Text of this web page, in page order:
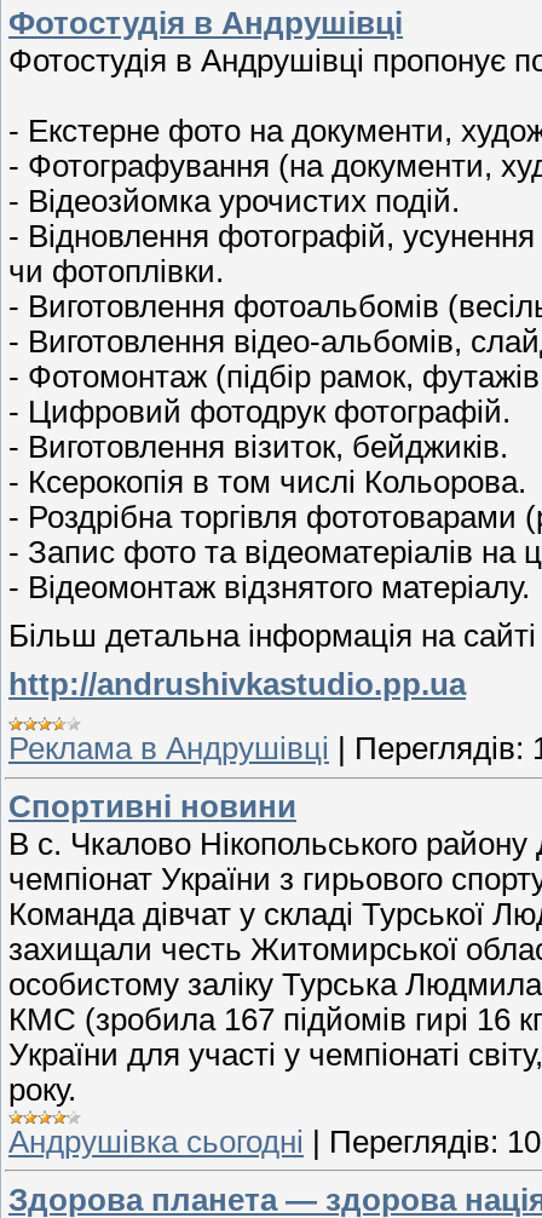
Фотостудія в Андрушівці
Фотостудія в Андрушівці пропонує
- Екстерне фото на документи,
- Фотографування (на документи,
- Відеозйомка урочистих подій.
- Відновлення фотографій, усунення
чи фотоплівки.
- Виготовлення фотоальбомів
- Виготовлення відео-альбомів,
- Фотомонтаж (підбір рамок,
- Цифровий фотодрук фотографій.
- Виготовлення візиток, бейджиків.
- Ксерокопія в том числі Кольорова.
- Роздрібна торгівля
- Запис фото та відеоматеріалів на
- Відеомонтаж відзнятого матеріалу.
Більш детальна інформація на сайті
http://andrushivkastudio.pp.ua
Реклама в Андрушівці
Переглядів:
Спортивні новини
В с. Чкалово Нікопольського району
чемпіонат України з гирьового
Команда дівчат у складі Турської
захищали честь Житомирської
особистому заліку Турська
КМС (зробила 167 підйомів гирі 16
України для участі у чемпіонаті
року.
Андрушівка сьогодні
Переглядів:
Здорова планета — здорова